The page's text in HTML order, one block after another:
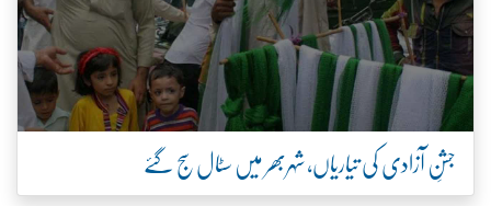
جشنِ آزادی کی تیاریاں، شہربھر میں سٹال سج گئے